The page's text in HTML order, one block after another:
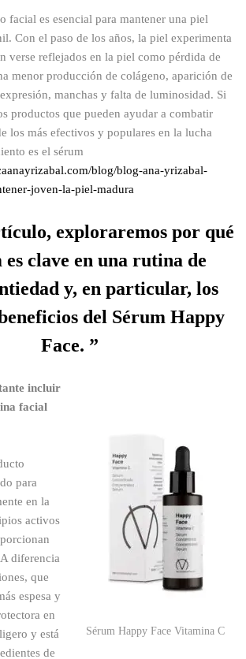
facial es esencial para mantener una piel
Con el paso de los años, la piel experimenta
verse reflejados en la piel como pérdida de
menor producción de colágeno, aparición de
manchas y falta de luminosidad. Si
productos que pueden ayudar a combatir
los más efectivos y populares en la lucha
es el sérum
blog/blog-ana-yrizabal-
joven-la-piel-madura
exploraremos por qué
es clave en una rutina de
y, en particular, los
del Sérum Happy
Face.
Sérum Happy Face Vitamina C
incluir
facial
para
en la
activos
diferencia
que
espesa y
en
y está
de